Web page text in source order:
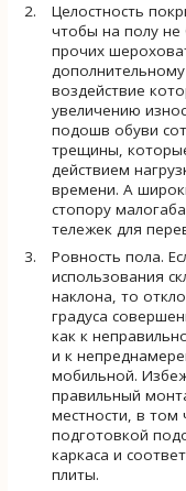
Целостность
чтобы на полу не
прочих
воздействие
увеличению
подошв обуви
трещины,
действием
времени. А
стопору
тележек для
Ровность пола.
использования
наклона, то
градуса
как к
и к
мобильной.
правильный
местности, в том
подготовкой
каркаса и
плиты.